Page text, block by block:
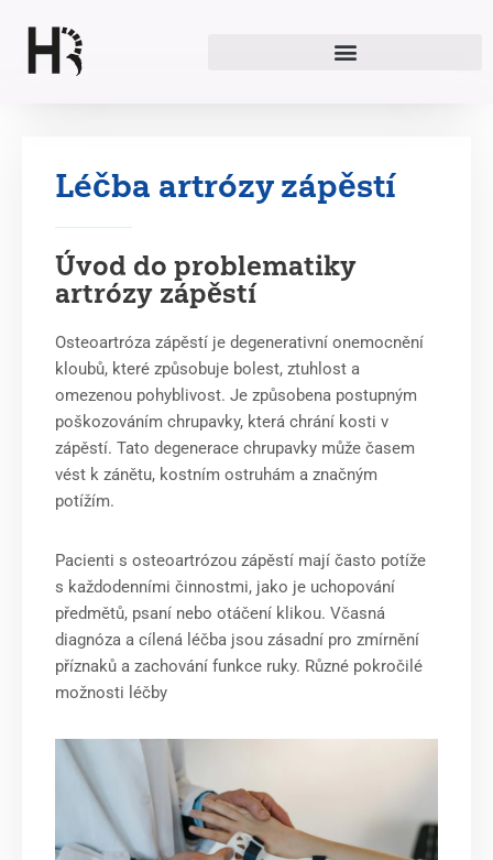
Přeskočit
Léčba artrózy zápěstí
Úvod do problematiky
artrózy zápěstí
Osteoartróza zápěstí je degenerativní onemocnění
kloubů, které způsobuje bolest, ztuhlost a
omezenou pohyblivost. Je způsobena postupným
poškozováním chrupavky, která chrání kosti v
zápěstí. Tato degenerace chrupavky může časem
vést k zánětu, kostním ostruhám a značným
potížím.
Pacienti s osteoartrózou zápěstí mají často potíže
s každodenními činnostmi, jako je uchopování
předmětů, psaní nebo otáčení klikou. Včasná
diagnóza a cílená léčba jsou zásadní pro zmírnění
příznaků a zachování funkce ruky. Různé pokročilé
možnosti léčby